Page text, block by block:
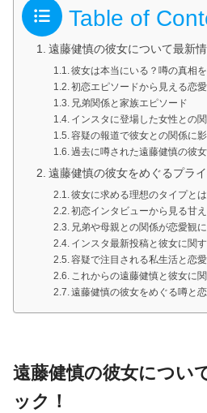
Table of
遠藤健慎の彼女について最新
彼女は本当にいる？噂の真相
初恋エピソードから見える恋
兄弟関係と家族エピソード
インスタに登場した女性との
容疑の報道で彼女との関係に
過去に噂された遠藤健慎の彼
遠藤健慎の彼女をめぐるプラ
彼女に求める理想のタイプとは
初恋インタビューから見る甘
兄弟や母親との関係が恋愛観
インスタ最新投稿と彼女に関
容疑で注目される私生活と恋
これからの遠藤健慎と彼女に
遠藤健慎の彼女をめぐる噂と
遠藤健慎の彼女につい
ック！